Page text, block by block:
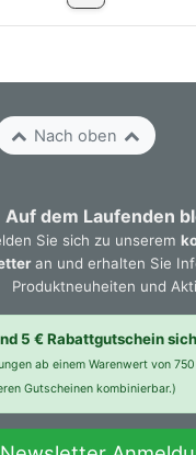
Nach oben
Auf dem Laufenden
Sie sich zu unserem
an und erhalten Sie
Produktneuheiten und
5 € Rabattgutschein
ab einem Warenwert von
Gutscheinen kombinierbar.)